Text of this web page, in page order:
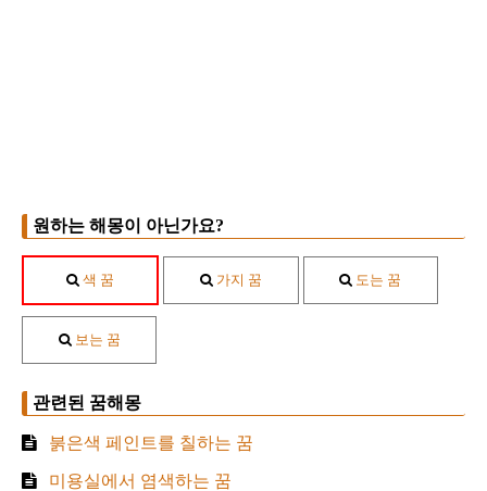
원하는 해몽이 아닌가요?
색 꿈 가지 꿈 도는 꿈
보는 꿈
관련된 꿈해몽
붉은색 페인트를 칠하는 꿈
미용실에서 염색하는 꿈